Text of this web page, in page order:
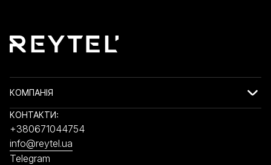
КОМПАНІЯ
КОНТАКТИ:
+380671044754
info@reytel.ua
Telegram